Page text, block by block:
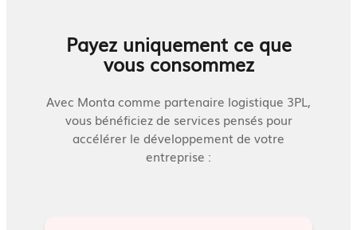
Payez uniquement ce que
vous consommez
Avec Monta comme partenaire logistique 3PL,
vous bénéficiez de services pensés pour
accélérer le développement de votre
entreprise :